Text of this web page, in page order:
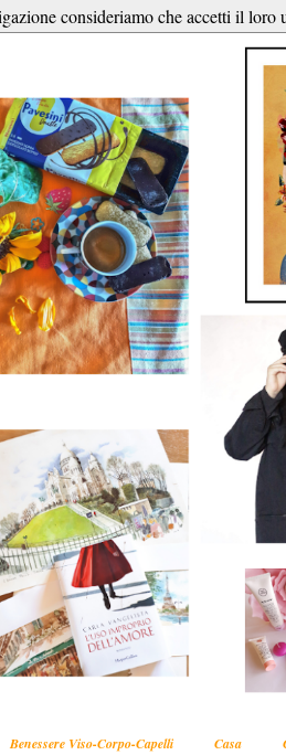
Benessere Viso-Corpo-Capelli Casa
consideriamo che accetti il loro